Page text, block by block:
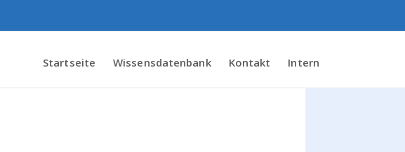
Startseite Wissensdatenbank Kontakt Intern